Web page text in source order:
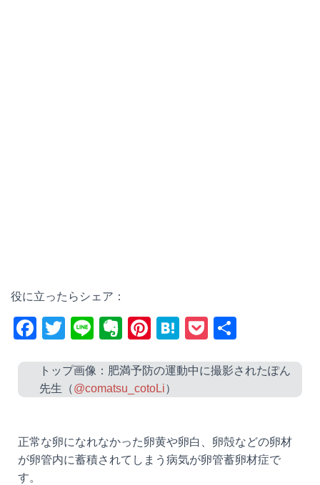
役に立ったらシェア：
F
c
e
o
o
T
tt
er
Li
e
E
er
n
e
Pi
er
e
H
e
n
P
ck
et
トップ画像：肥満予防の運動中に撮影されたぽん
先生（@comatsu_cotoLi）
正常な卵になれなかった卵黄や卵白、卵殻などの卵材
が卵管内に蓄積されてしまう病気が卵管蓄卵材症で
す。